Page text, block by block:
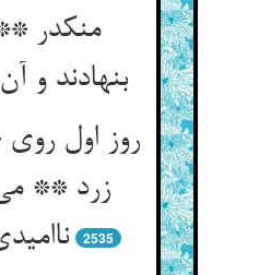
منکدر
بنهادند و
روز اول روی
زرد **
2535